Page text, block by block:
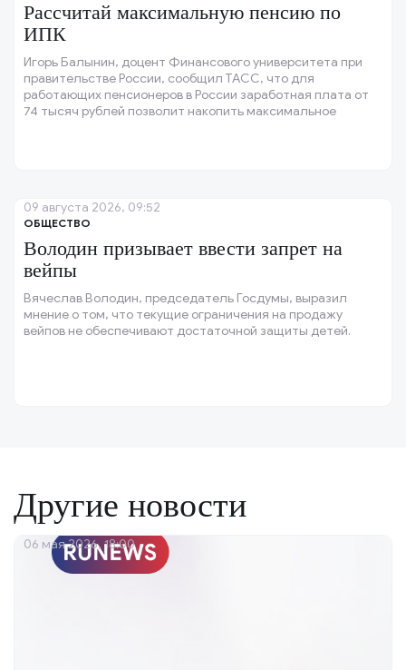
Рассчитай максимальную пенсию по
ИПК
Игорь Балынин, доцент Финансового университета при
правительстве России, сообщил ТАСС, что для
работающих пенсионеров в России заработная плата от
74 тысяч рублей позволит накопить максимальное
ОБЩЕСТВО
Володин призывает ввести запрет на
вейпы
Вячеслав Володин, председатель Госдумы, выразил
мнение о том, что текущие ограничения на продажу
вейпов не обеспечивают достаточной защиты детей.
09 августа 2026, 09:52
Другие новости
06 мая 2026, 18:00